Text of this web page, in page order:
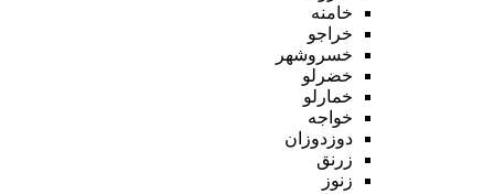
خامنه
خراجو
خسروشهر
خضرلو
خمارلو
خواجه
دوزدوزان
زرنق
زنوز